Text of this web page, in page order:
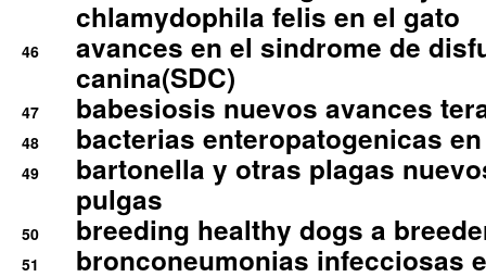
chlamydophila felis en el gato
46
avances en el sindrome de
canina(SDC)
47 babesiosis nuevos avances
48 bacterias enteropatogenicas
49
bartonella y otras plagas
pulgas
50 breeding healthy dogs a
51 bronconeumonias infecciosas